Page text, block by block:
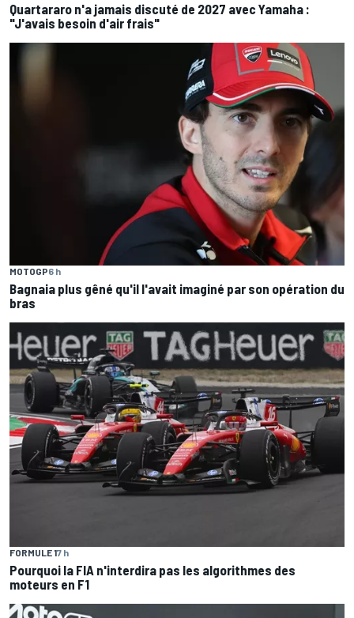
Quartararo n'a jamais discuté de 2027 avec Yamaha :
"J'avais besoin d'air frais"
MOTOGP6 h
Bagnaia plus gêné qu'il l'avait imaginé par son opération du
bras
FORMULE 17 h
Pourquoi la FIA n'interdira pas les algorithmes des
moteurs en F1